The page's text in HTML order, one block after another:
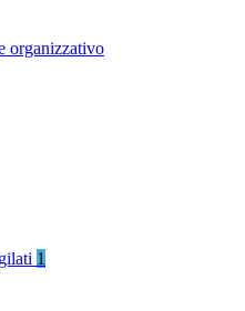
organizzativo
1